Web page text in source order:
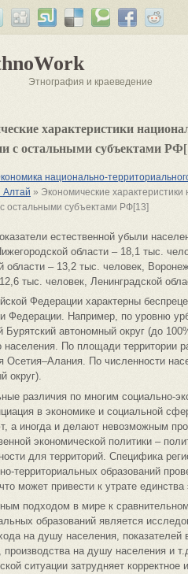
Этнография и краеведение
характеристики
с остальными субъектами
национально-
Алтай » Экономические
остальными субъектами РФ[13]
естественной убыли
области – 18,1 тыс.
области – 13,2 тыс. человек,
тыс. человек, Ленинградской
Федерации характерны
Федерации. Например, по уровню
Бурятский автономный округ (до
населения. По площади территории
Осетия–Алания. По численности
округ).
различия по многим социально-
в экономике и социальной
а иногда и делают невозможным
экономической политики –
для территорий. Специфика
территориальных образований
может привести к утрате
подходом в мире к
образований является
на душу населения, показателей
производства на душу населения и
ситуации затрудняет